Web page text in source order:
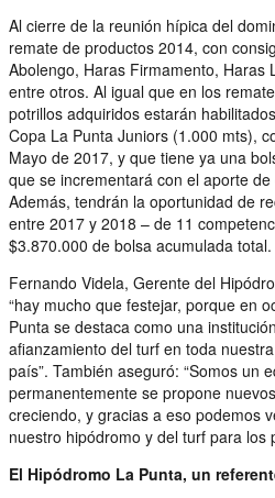
Al cierre de la reunión hípica del
remate de productos 2014, con
Abolengo, Haras Firmamento, Haras
entre otros. Al igual que en los
potrillos adquiridos estarán
Copa La Punta Juniors (1.000 mts),
Mayo de 2017, y que tiene ya una
que se incrementará con el aporte
Además, tendrán la oportunidad de
entre 2017 y 2018 – de 11
$3.870.000 de bolsa acumulada total.
Fernando Videla, Gerente del
“hay mucho que festejar, porque en
Punta se destaca como una
afianzamiento del turf en toda
país”. También aseguró: “Somos un
permanentemente se propone
creciendo, y gracias a eso podemos
nuestro hipódromo y del turf para los
El Hipódromo La Punta, un